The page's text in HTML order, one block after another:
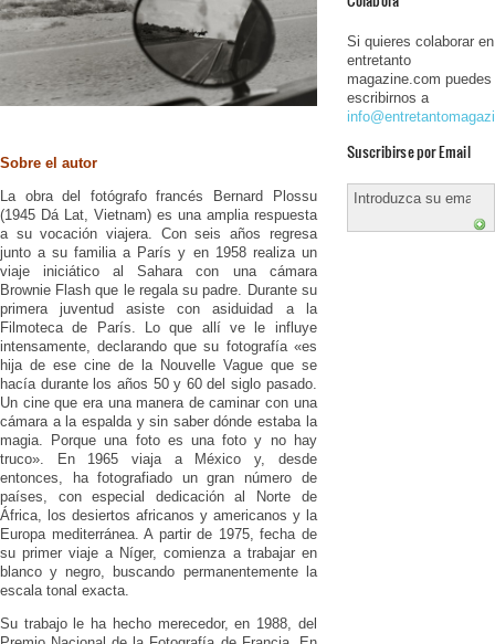
Sobre el autor
La obra del fotógrafo francés Bernard Plossu
(1945 Dá Lat, Vietnam) es una amplia respuesta
a su vocación viajera. Con seis años regresa
junto a su familia a París y en 1958 realiza un
viaje iniciático al Sahara con una cámara
Brownie Flash que le regala su padre. Durante su
primera juventud asiste con asiduidad a la
Filmoteca de París. Lo que allí ve le influye
intensamente, declarando que su fotografía «es
hija de ese cine de la Nouvelle Vague que se
hacía durante los años 50 y 60 del siglo pasado.
Un cine que era una manera de caminar con una
cámara a la espalda y sin saber dónde estaba la
magia. Porque una foto es una foto y no hay
truco». En 1965 viaja a México y, desde
entonces, ha fotografiado un gran número de
países, con especial dedicación al Norte de
África, los desiertos africanos y americanos y la
Europa mediterránea. A partir de 1975, fecha de
su primer viaje a Níger, comienza a trabajar en
blanco y negro, buscando permanentemente la
escala tonal exacta.
Su trabajo le ha hecho merecedor, en 1988, del
Si quieres colaborar en
entretanto
magazine.com puedes
escribirnos a
Suscribirse por Email